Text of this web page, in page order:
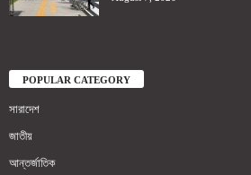
POPULAR CATEGORY
সারাদেশ
জাতীয়
আন্তর্জাতিক